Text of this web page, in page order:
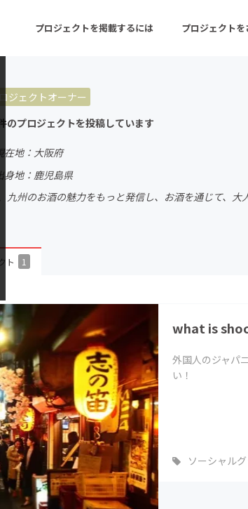
プロジェクトを掲載するには プロジェクトを
ーン 注目の新着プロジェクト
音楽
ゲーム・サービス開発 フード
チャレンジ
CAMPFIRE for Social Good
CAMPFIREふるさと納税
machi-ya
ロジェクトオーナー
のプロジェクトを投稿しています
在地：大阪府
身地：鹿児島県
九州のお酒の魅力をもっと発信し、お酒を通じて、
ト 1
what is
外国人のジャパ
い！
ソーシャル